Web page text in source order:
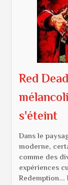
Red
s'éteint
Dans le
moderne,
comme des
expériences
Redemption...